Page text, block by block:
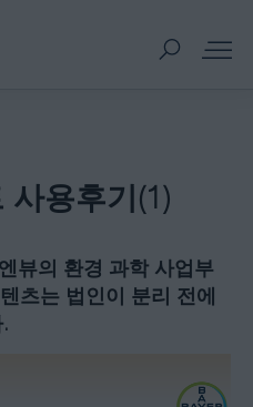
용후기(1)
뷰의 환경 과학 사업부
츠는 법인이 분리 전에